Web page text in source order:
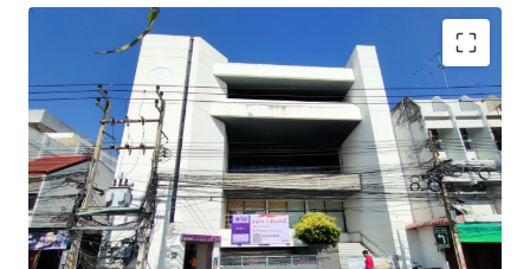
Land Area : 178 sq.wah or 712 sq.m.
Total floor area : 1,681 sq.m.
Frontage : Approx 18.35 m.
Depth : Approx 34.50 m.